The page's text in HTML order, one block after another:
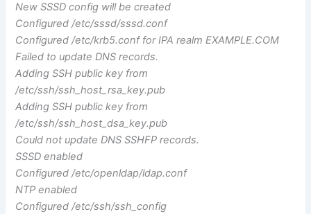
New SSSD config will be created
Configured /etc/sssd/sssd.conf
Configured /etc/krb5.conf for IPA realm EXAMPLE.COM
Failed to update DNS records.
Adding SSH public key from
/etc/ssh/ssh_host_rsa_key.pub
Adding SSH public key from
/etc/ssh/ssh_host_dsa_key.pub
Could not update DNS SSHFP records.
SSSD enabled
Configured /etc/openldap/ldap.conf
NTP enabled
Configured /etc/ssh/ssh_config